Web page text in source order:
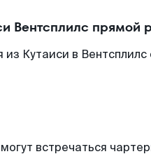
Вентсплилс прямой
Кутаиси в
встречаться